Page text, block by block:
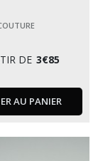
DE 3€85
AU PANIER